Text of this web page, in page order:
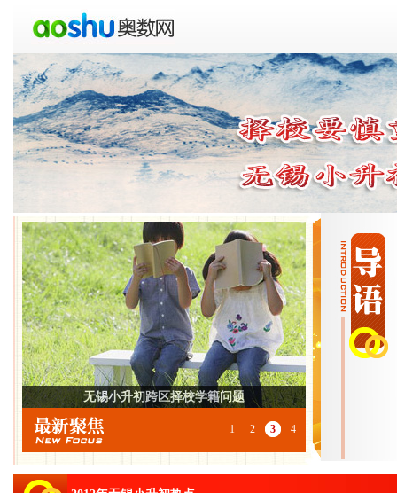
无锡小升初跨区择校学籍问题
1 2 3 4